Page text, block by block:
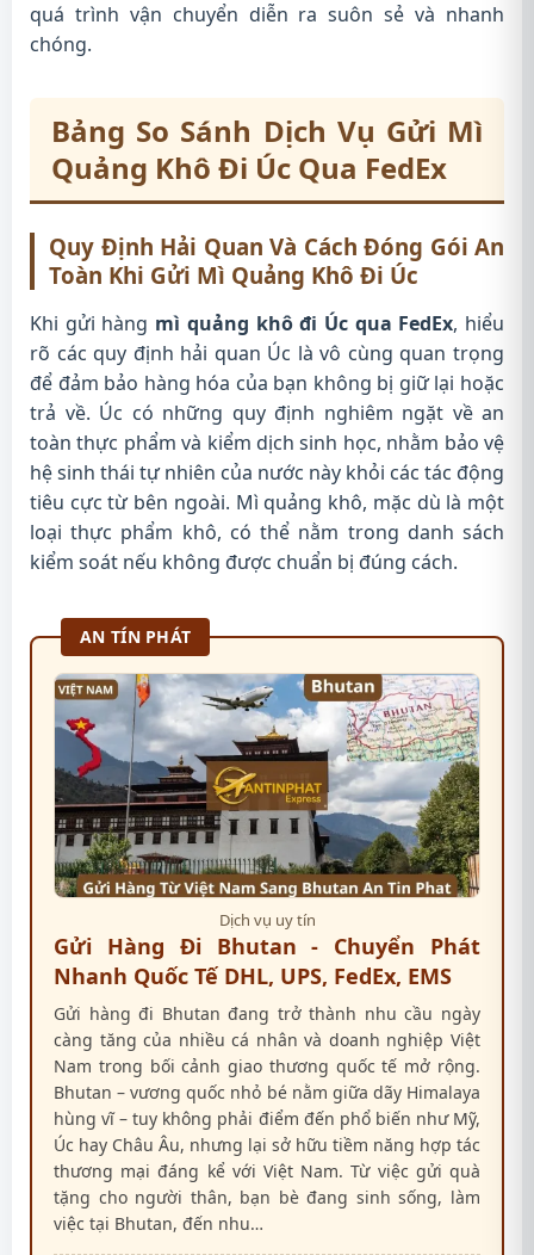
quá trình vận chuyển diễn ra suôn sẻ và nhanh
chóng.
Bảng So Sánh Dịch Vụ Gửi Mì
Quảng Khô Đi Úc Qua FedEx
Quy Định Hải Quan Và Cách Đóng Gói An
Toàn Khi Gửi Mì Quảng Khô Đi Úc
Khi gửi hàng mì quảng khô đi Úc qua FedEx, hiểu
rõ các quy định hải quan Úc là vô cùng quan trọng
để đảm bảo hàng hóa của bạn không bị giữ lại hoặc
trả về. Úc có những quy định nghiêm ngặt về an
toàn thực phẩm và kiểm dịch sinh học, nhằm bảo vệ
hệ sinh thái tự nhiên của nước này khỏi các tác động
tiêu cực từ bên ngoài. Mì quảng khô, mặc dù là một
loại thực phẩm khô, có thể nằm trong danh sách
kiểm soát nếu không được chuẩn bị đúng cách.
AN TÍN PHÁT
Dịch vụ uy tín
Gửi Hàng Đi Bhutan - Chuyển Phát
Nhanh Quốc Tế DHL, UPS, FedEx, EMS
Gửi hàng đi Bhutan đang trở thành nhu cầu ngày
càng tăng của nhiều cá nhân và doanh nghiệp Việt
Nam trong bối cảnh giao thương quốc tế mở rộng.
Bhutan – vương quốc nhỏ bé nằm giữa dãy Himalaya
hùng vĩ – tuy không phải điểm đến phổ biến như Mỹ,
Úc hay Châu Âu, nhưng lại sở hữu tiềm năng hợp tác
thương mại đáng kể với Việt Nam. Từ việc gửi quà
tặng cho người thân, bạn bè đang sinh sống, làm
việc tại Bhutan, đến nhu…